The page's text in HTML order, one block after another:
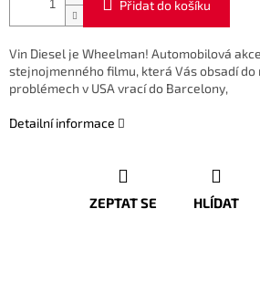
Přidat do košíku
Vin Diesel je Wheelman! Automobilová
stejnojmenného filmu, která Vás obsadí do
problémech v USA vrací do Barcelony,
Detailní informace
ZEPTAT SE HLÍDAT